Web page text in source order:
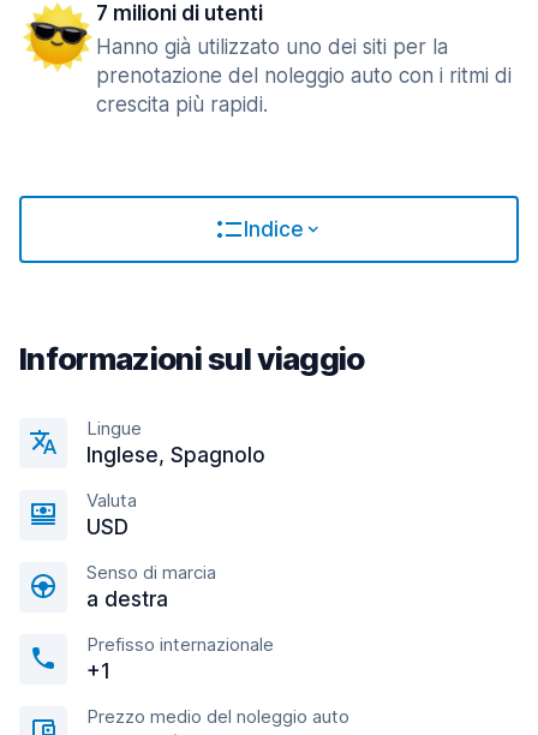
7 milioni di utenti
Hanno già utilizzato uno dei siti per la
prenotazione del noleggio auto con i ritmi di
crescita più rapidi.
Indice
Informazioni sul viaggio
Lingue
Inglese, Spagnolo
Valuta
USD
Senso di marcia
a destra
Prefisso internazionale
+1
Prezzo medio del noleggio auto